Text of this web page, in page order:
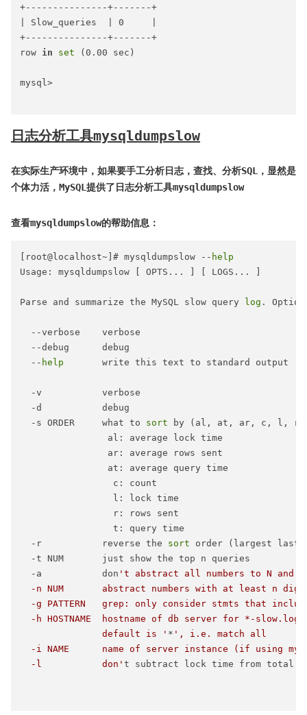
+---------------+-------+
| Slow_queries  | 0     |
+---------------+-------+
row in set (0.00 sec)
mysql>
日志分析工具mysqldumpslow
在实际生产环境中，如果要手工分析日志，查找、分析SQL，显然是
个体力活，MySQL提供了日志分析工具mysqldumpslow
查看mysqldumpslow的帮助信息：
[root@localhost~]# mysqldumpslow -- help
Usage: mysqldumpslow [ OPTS... ] [ LOGS... ]
Parse and summarize the MySQL slow query log .
  --verbose    verbose
  --debug      debug
  --
help
       write this text to standard output
  -v           verbose
  -d           debug
  -s ORDER     what to
sort by (al, at, ar, c, l,
                al: average lock time
                ar: average rows sent
                at: average query time
                 c: count
                 l: lock time
                 r: rows sent
                 t: query time
  -r           reverse the
sort order (largest last
  -t NUM       just show the top n queries
  -a           don
't abstract all numbers to N and
-n NUM       abstract numbers with at least n
-g PATTERN   grep: only consider stmts that
-h HOSTNAME  hostname of db server for *-slow.log
               default is '
* ', i.e. match all
-i NAME      name of server instance (if using
  -l           don'
t subtract lock time from total